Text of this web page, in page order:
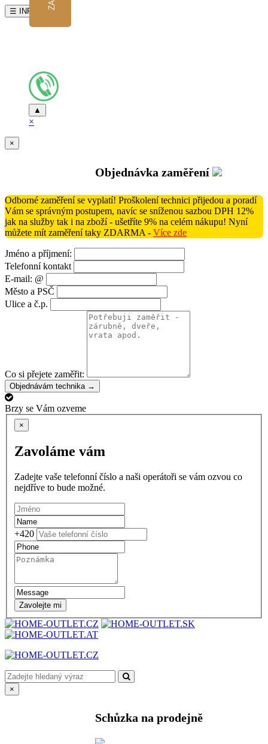
☰ INFO
▲
×
×
Objednávka zaměření
Odborné zaměření se vyplatí! Proškolení technici přijedou a poradí
Vám se správným postupem, navíc se sníženou sazbou DPH 12%
jak na služby tak i na zboží - ušetříte 9% na celém nákupu! Nyní
můžete mít zaměření taky ZDARMA - Více zde
Jméno a příjmení:
Telefonní kontakt
E-mail: @
Město a PSČ
Ulice a č.p.
Co si přejete zaměřit:
Objednávám technika →
Brzy se Vám ozveme
×
Zavoláme vám
Zadejte vaše telefonní číslo a naši operátoři se vám ozvou co
nejdříve to bude možné.
+420
Zavolejte mi
×
Schůzka na prodejně